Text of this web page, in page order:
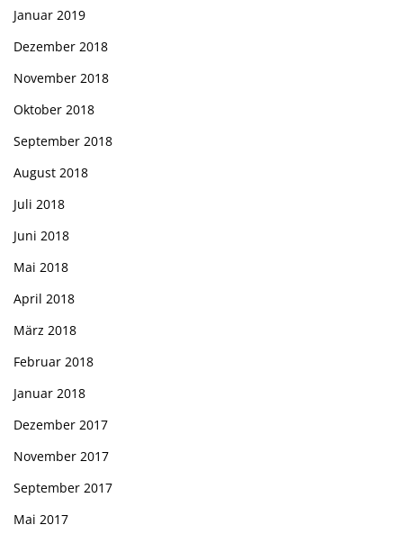
Januar 2019
Dezember 2018
November 2018
Oktober 2018
September 2018
August 2018
Juli 2018
Juni 2018
Mai 2018
April 2018
März 2018
Februar 2018
Januar 2018
Dezember 2017
November 2017
September 2017
Mai 2017